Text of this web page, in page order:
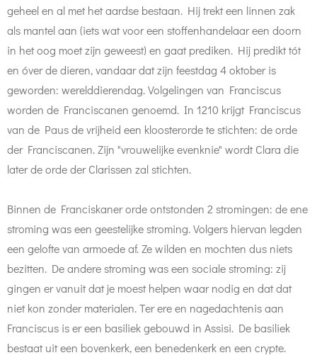
geheel en al met het aardse bestaan. Hij trekt een linnen zak
als mantel aan (iets wat voor een stoffenhandelaar een doorn
in het oog moet zijn geweest) en gaat prediken. Hij predikt tót
en óver de dieren, vandaar dat zijn feestdag 4 oktober is
geworden: werelddierendag. Volgelingen van Franciscus
worden de Franciscanen genoemd. In 1210 krijgt Franciscus
van de Paus de vrijheid een kloosterorde te stichten: de orde
der Franciscanen. Zijn "vrouwelijke evenknie" wordt Clara die
later de orde der Clarissen zal stichten.
Binnen de Franciskaner orde ontstonden 2 stromingen: de ene
stroming was een geestelijke stroming. Volgers hiervan legden
een gelofte van armoede af. Ze wilden en mochten dus niets
bezitten. De andere stroming was een sociale stroming: zij
gingen er vanuit dat je moest helpen waar nodig en dat dat
niet kon zonder materialen. Ter ere en nagedachtenis aan
Franciscus is er een basiliek gebouwd in Assisi. De basiliek
bestaat uit een bovenkerk, een benedenkerk en een crypte.